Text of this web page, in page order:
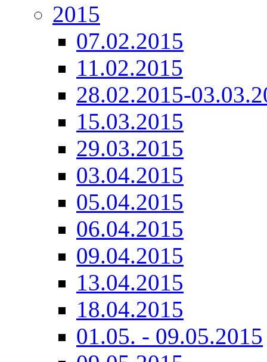
2015
07.02.2015
11.02.2015
28.02.2015-
15.03.2015
29.03.2015
03.04.2015
05.04.2015
06.04.2015
09.04.2015
13.04.2015
18.04.2015
01.05. - 09.05.2015